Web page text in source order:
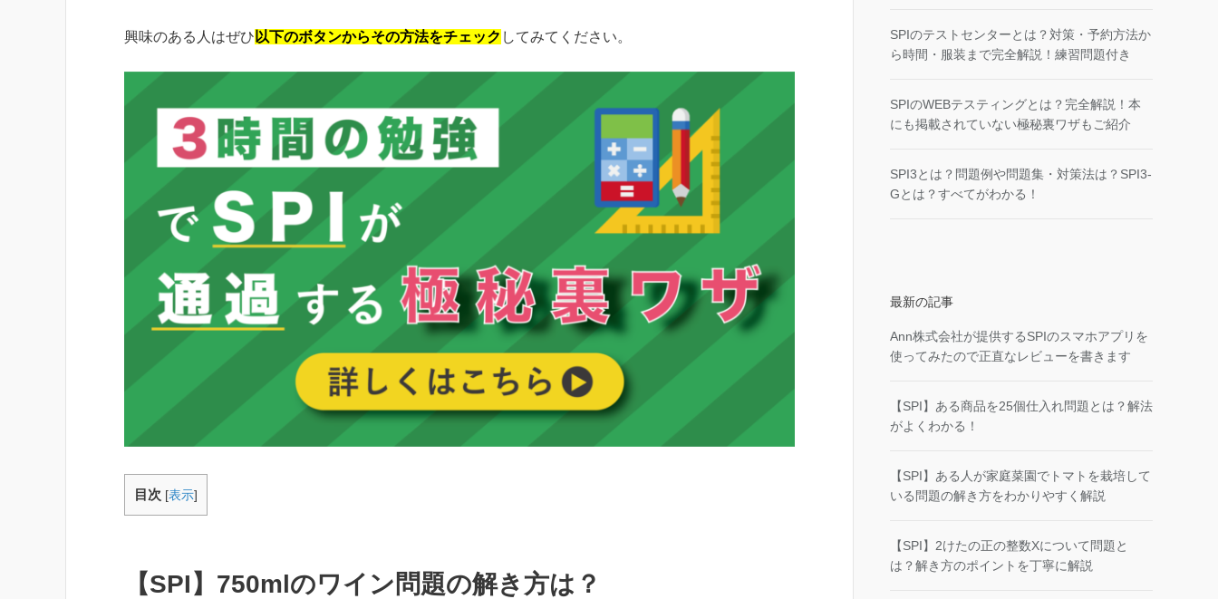
興味のある人はぜひ 以下のボタンからその方法をチェック してみてください。
目次 [表示]
【SPI】750mlのワイン問題の解き方は？
SPIのテストセンターとは？対策・予約方法か
ら時間・服装まで完全解説！練習問題付き
SPIのWEBテスティングとは？完全解説！本
にも掲載されていない極秘裏ワザもご紹介
SPI3とは？問題例や問題集・対策法は？SPI3-
Gとは？すべてがわかる！
最新の記事
Ann株式会社が提供するSPIのスマホアプリを
使ってみたので正直なレビューを書きます
【SPI】ある商品を25個仕入れ問題とは？解法
がよくわかる！
【SPI】ある人が家庭菜園でトマトを栽培して
いる問題の解き方をわかりやすく解説
【SPI】2けたの正の整数Xについて問題と
は？解き方のポイントを丁寧に解説